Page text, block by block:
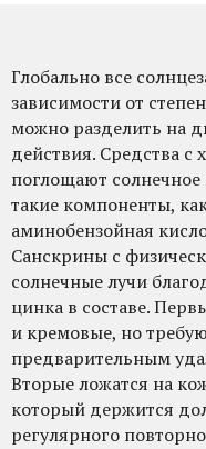
Глобально все
зависимости от
можно разделить на
действия. Средства
поглощают солнечное
такие компоненты,
аминобензойная
Санскрины с
солнечные лучи
цинка в составе.
и кремовые, но
предварительным
Вторые ложатся на
который держится
регулярного